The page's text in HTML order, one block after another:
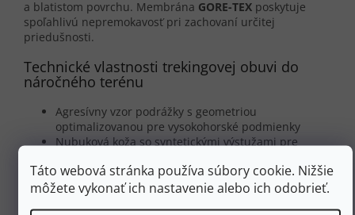
Táto webová stránka používa súbory cookie. Nižšie
môžete vykonať ich nastavenie alebo ich odobrieť.
a blatistom povrchu. Membrána GORE-TEX poskytuje
spoľahlivú nepremokavosť pri zachovaní určitej
priedušnosti.
Technické vlastnosti trekingovej obuvi do
náročného terénu
Agresívny vzor podrážky s geometriou
optimalizovanou pre vysokohorské podmienky
Nubuková koža so syntetickými výstužami pre
Zosilnená ochrana špičky proti nárazom a oderu
Textilná podšívka poskytuje mäkkosť a minimalizuje